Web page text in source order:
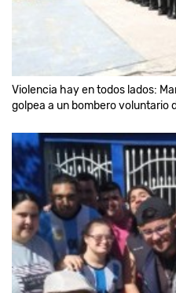
Violencia hay en todos lados:
golpea a un bombero voluntario